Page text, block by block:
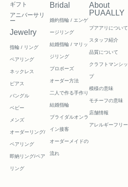
ギフト
アニバーサリ
ー
Jewelry
指輪 / リング
ペアリング
ネックレス
ピアス
バングル
ベビー
メンズ
オーダーリング/
ペアリング
即納リング/ペア
リング
Bridal
婚約指輪 / エンゲ
ージリング
結婚指輪 / マリッ
ジリング
プロポーズ
オーダー方法
二人で作る手作り
結婚指輪
ブライダルオンラ
イン接客
オーダーメイドの
流れ
About
PUAALLY
プアアリについて
スタッフ紹介
品質について
クラフトマンシッ
プ
模様の意味
モチーフの意味
店舗情報
アレルギーフリー